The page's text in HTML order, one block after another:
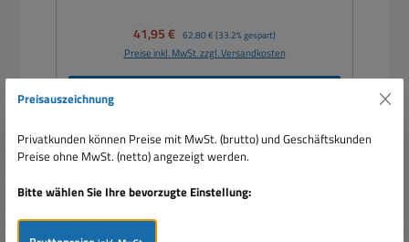
Verkaufspreis:
41,95 € Regulärer Preis:
62,80 € (33.2% gespart)
Preise inkl. MwSt. zzgl. Versandkosten
Preisauszeichnung
Privatkunden können Preise mit MwSt. (brutto) und Geschäftskunden
Preise ohne MwSt. (netto) angezeigt werden.
Bitte wählen Sie Ihre bevorzugte Einstellung: